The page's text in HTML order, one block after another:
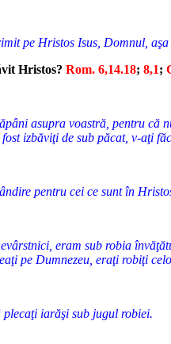
pe Hristos Isus, Domnul,
Hristos? Rom. 6,14.18; 8,1;
asupra voastră, pentru că
izbăviţi de sub păcat, v-aţi
pentru cei ce sunt în
eram sub robia
pe Dumnezeu, eraţi robiţi
plecaţi iarăşi sub jugul robiei.